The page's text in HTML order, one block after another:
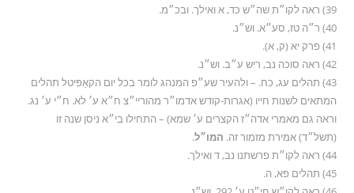
39) ראה לקו״ת שה״ש כד, א ואילך. ובכ״מ.
40) ר״ה טז, סע״א. וש״נ.
41) פרק יא (ק, א).
42) ראה סוכה נב, ריש ע״ב. וש״נ.
43) תהלים עג, כח. – ולהעיר שע״פ המנהג לומר בכל יום הקאַפּיטל תהלים
המתאים לשנות חייו (אגרות-קודש אדמו״ר מהוריי״צ ח״א ע׳ לא. ח״י ע׳ נג.
וראה גם מאמרי אדה״ז הקצרים ע׳ שמא) – התחילו בי״א ניסן שנה זו
(תשל״ד) אמירת מזמור זה. המו״ל.
44) ראה לקו״ת פרשתנו נב, ד ואילך.
45) תהלים פא, ה.